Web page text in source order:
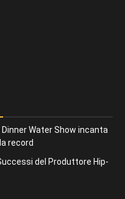
Water Show incanta
record
del Produttore Hip-